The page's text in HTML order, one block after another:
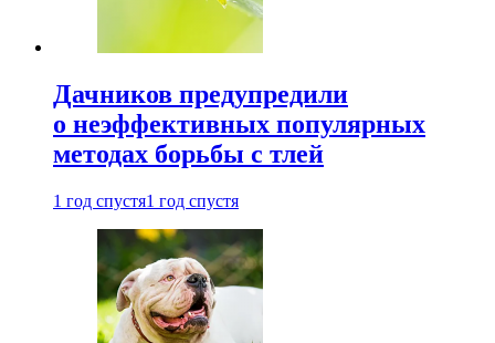
Дачников предупредили
о неэффективных популярных
методах борьбы с тлей
1 год спустя1 год спустя